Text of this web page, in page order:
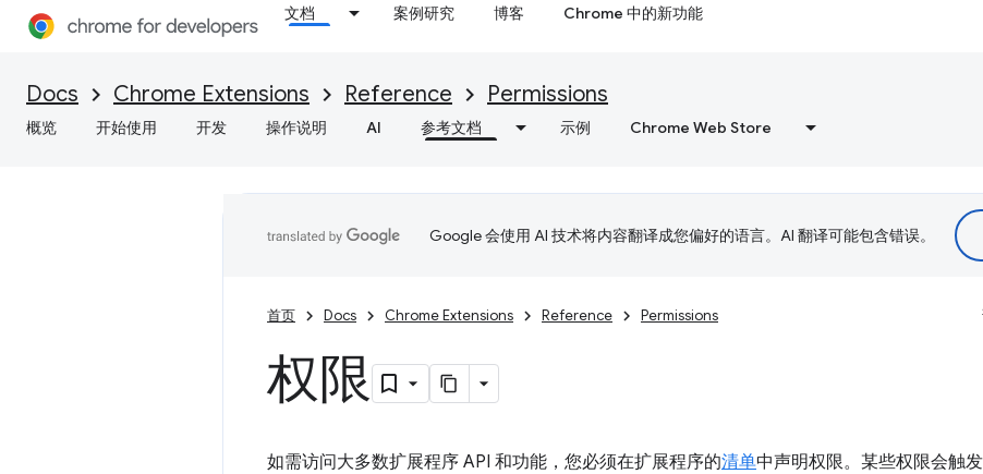
文档 案例研究 博客 Chrome 中的新功能
Docs Chrome Extensions Reference Permissions
概览 开始使用 开发 操作说明 AI 参考文档 示例 Chrome Web Store
Google 会使用 AI 技术将内容翻译成您偏好的语言。AI 翻译可能包含错误。
首页 Docs Chrome Extensions Reference Permissions
权限
如需访问大多数扩展程序 API 和功能，您必须在扩展程序的清单中声明权限。某些权限会触